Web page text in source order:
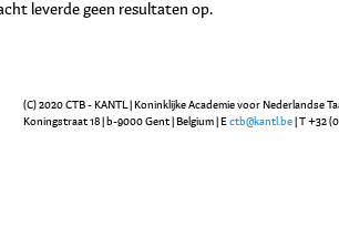
leverde geen resultaten op.
(C) 2020 CTB - KANTL | Koninklijke Academie voor Nederlandse
Koningstraat 18 | b-9000 Gent | Belgium | E ctb@kantl.be | T +32